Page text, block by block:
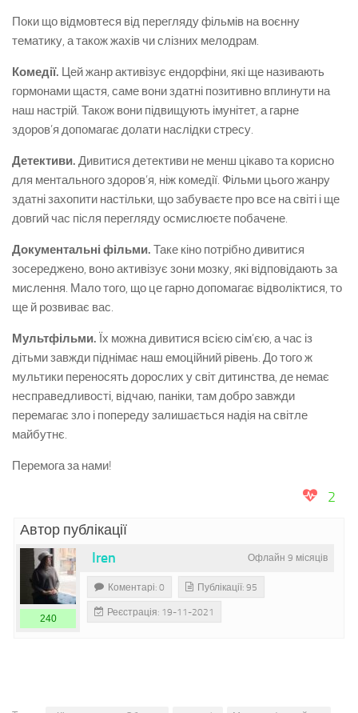
Поки що відмовтеся від перегляду фільмів на воєнну
тематику, а також жахів чи слізних мелодрам.
Комедії. Цей жанр активізує ендорфіни, які ще називають
гормонами щастя, саме вони здатні позитивно вплинути на
наш настрій. Також вони підвищують імунітет, а гарне
здоров’я допомагає долати наслідки стресу.
Детективи. Дивитися детективи не менш цікаво та корисно
для ментального здоров’я, ніж комедії. Фільми цього жанру
здатні захопити настільки, що забуваєте про все на світі і ще
довгий час після перегляду осмислюєте побачене.
Документальні фільми. Таке кіно потрібно дивитися
зосереджено, воно активізує зони мозку, які відповідають за
мислення. Мало того, що це гарно допомагає відволіктися, то
ще й розвиває вас.
Мультфільми. Їх можна дивитися всією сім’єю, а час із
дітьми завжди піднімає наш емоційний рівень. До того ж
мультики переносять дорослих у світ дитинства, де немає
несправедливості, відчаю, паніки, там добро завжди
перемагає зло і попереду залишається надія на світле
майбутнє.
Перемога за нами!
2
Автор публікації
Офлайн 9 місяців
Iren
240
Коментарі: 0 Публікації: 95
Реєстрація: 19-11-2021